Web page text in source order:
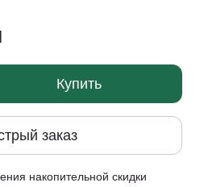
Купить
заказ
накопительной скидки